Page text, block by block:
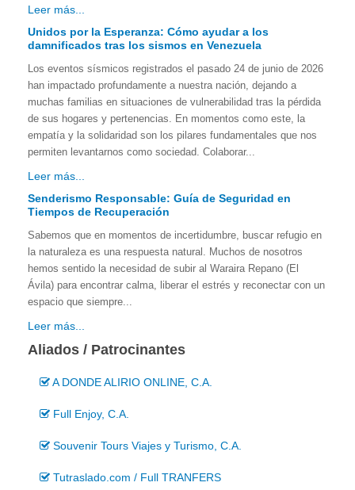
Leer más...
Unidos por la Esperanza: Cómo ayudar a los
damnificados tras los sismos en Venezuela
Los eventos sísmicos registrados el pasado 24 de junio de 2026
han impactado profundamente a nuestra nación, dejando a
muchas familias en situaciones de vulnerabilidad tras la pérdida
de sus hogares y pertenencias. En momentos como este, la
empatía y la solidaridad son los pilares fundamentales que nos
permiten levantarnos como sociedad. Colaborar...
Leer más...
Senderismo Responsable: Guía de Seguridad en
Tiempos de Recuperación
Sabemos que en momentos de incertidumbre, buscar refugio en
la naturaleza es una respuesta natural. Muchos de nosotros
hemos sentido la necesidad de subir al Waraira Repano (El
Ávila) para encontrar calma, liberar el estrés y reconectar con un
espacio que siempre...
Leer más...
Aliados / Patrocinantes
A DONDE ALIRIO ONLINE, C.A.
Full Enjoy, C.A.
Souvenir Tours Viajes y Turismo, C.A.
Tutraslado.com / Full TRANFERS